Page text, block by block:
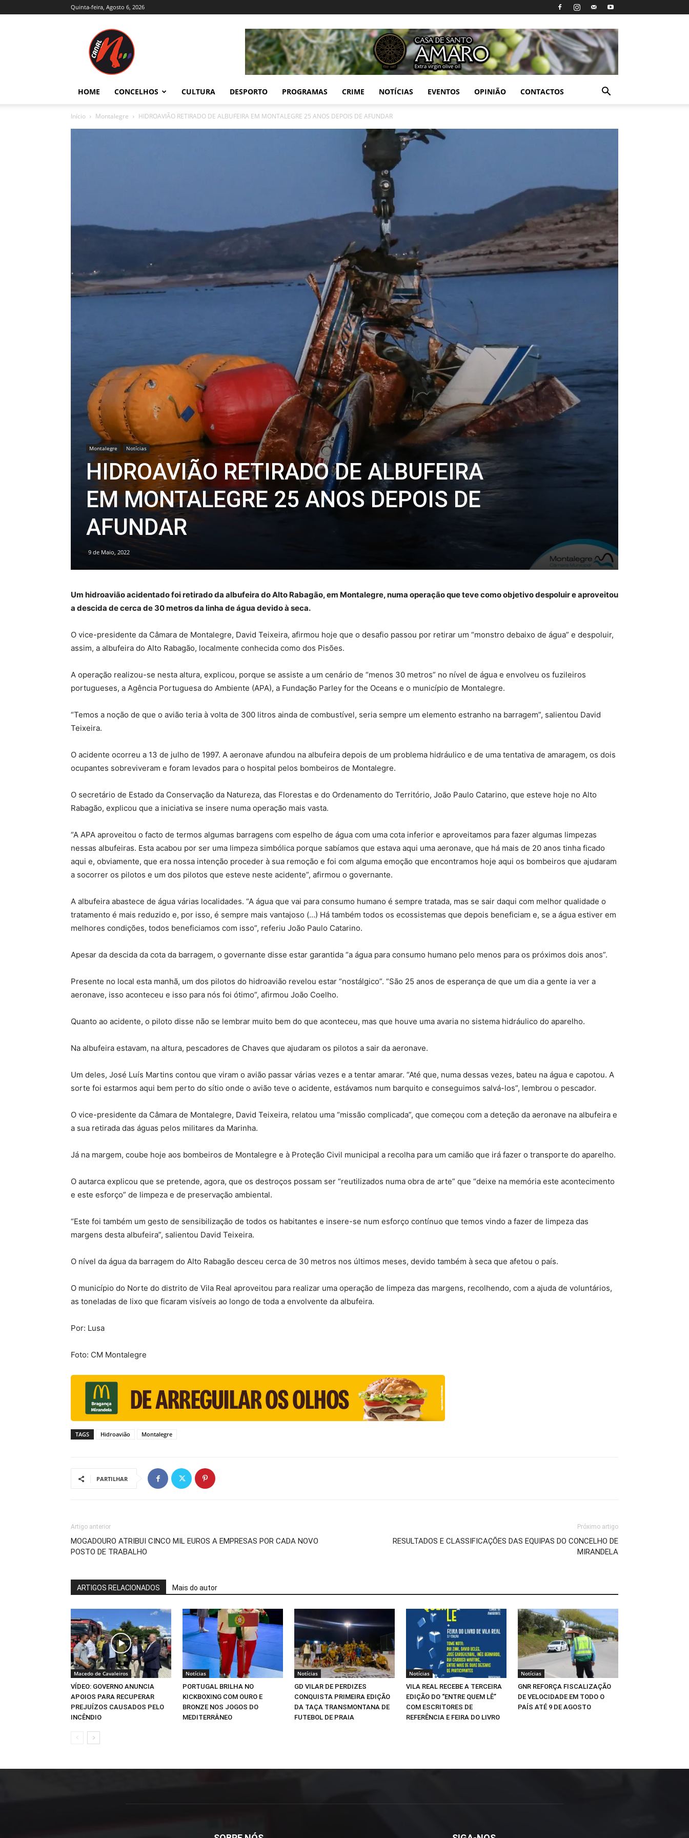
Quinta-feira, Agosto 6, 2026
Trás-
e
Alto
HOME CONCELHOS CULTURA DESPORTO PROGRAMAS CRIME NOTÍCIAS EVENTOS OPINIÃO CONTACTOS
Início Montalegre HIDROAVIÃO RETIRADO DE ALBUFEIRA EM MONTALEGRE 25 ANOS DEPOIS DE AFUNDAR
Montalegre Notícias
HIDROAVIÃO RETIRADO DE ALBUFEIRA
EM MONTALEGRE 25 ANOS DEPOIS DE
AFUNDAR
9 de Maio, 2022
Um hidroavião acidentado foi retirado da albufeira do Alto Rabagão, em Montalegre, numa operação que teve como objetivo despoluir e aproveitou
a descida de cerca de 30 metros da linha de água devido à seca.
O vice-presidente da Câmara de Montalegre, David Teixeira, afirmou hoje que o desafio passou por retirar um “monstro debaixo de água” e despoluir,
assim, a albufeira do Alto Rabagão, localmente conhecida como dos Pisões.
A operação realizou-se nesta altura, explicou, porque se assiste a um cenário de “menos 30 metros” no nível de água e envolveu os fuzileiros
portugueses, a Agência Portuguesa do Ambiente (APA), a Fundação Parley for the Oceans e o município de Montalegre.
“Temos a noção de que o avião teria à volta de 300 litros ainda de combustível, seria sempre um elemento estranho na barragem”, salientou David
Teixeira.
O acidente ocorreu a 13 de julho de 1997. A aeronave afundou na albufeira depois de um problema hidráulico e de uma tentativa de amaragem, os dois
ocupantes sobreviveram e foram levados para o hospital pelos bombeiros de Montalegre.
O secretário de Estado da Conservação da Natureza, das Florestas e do Ordenamento do Território, João Paulo Catarino, que esteve hoje no Alto
Rabagão, explicou que a iniciativa se insere numa operação mais vasta.
“A APA aproveitou o facto de termos algumas barragens com espelho de água com uma cota inferior e aproveitamos para fazer algumas limpezas
nessas albufeiras. Esta acabou por ser uma limpeza simbólica porque sabíamos que estava aqui uma aeronave, que há mais de 20 anos tinha ficado
aqui e, obviamente, que era nossa intenção proceder à sua remoção e foi com alguma emoção que encontramos hoje aqui os bombeiros que ajudaram
a socorrer os pilotos e um dos pilotos que esteve neste acidente”, afirmou o governante.
A albufeira abastece de água várias localidades. “A água que vai para consumo humano é sempre tratada, mas se sair daqui com melhor qualidade o
tratamento é mais reduzido e, por isso, é sempre mais vantajoso (…) Há também todos os ecossistemas que depois beneficiam e, se a água estiver em
melhores condições, todos beneficiamos com isso”, referiu João Paulo Catarino.
Apesar da descida da cota da barragem, o governante disse estar garantida “a água para consumo humano pelo menos para os próximos dois anos”.
Presente no local esta manhã, um dos pilotos do hidroavião revelou estar “nostálgico”. “São 25 anos de esperança de que um dia a gente ia ver a
aeronave, isso aconteceu e isso para nós foi ótimo”, afirmou João Coelho.
Quanto ao acidente, o piloto disse não se lembrar muito bem do que aconteceu, mas que houve uma avaria no sistema hidráulico do aparelho.
Na albufeira estavam, na altura, pescadores de Chaves que ajudaram os pilotos a sair da aeronave.
Um deles, José Luís Martins contou que viram o avião passar várias vezes e a tentar amarar. “Até que, numa dessas vezes, bateu na água e capotou. A
sorte foi estarmos aqui bem perto do sítio onde o avião teve o acidente, estávamos num barquito e conseguimos salvá-los”, lembrou o pescador.
O vice-presidente da Câmara de Montalegre, David Teixeira, relatou uma “missão complicada”, que começou com a deteção da aeronave na albufeira e
a sua retirada das águas pelos militares da Marinha.
Já na margem, coube hoje aos bombeiros de Montalegre e à Proteção Civil municipal a recolha para um camião que irá fazer o transporte do aparelho.
O autarca explicou que se pretende, agora, que os destroços possam ser “reutilizados numa obra de arte” que “deixe na memória este acontecimento
e este esforço” de limpeza e de preservação ambiental.
“Este foi também um gesto de sensibilização de todos os habitantes e insere-se num esforço contínuo que temos vindo a fazer de limpeza das
margens desta albufeira”, salientou David Teixeira.
O nível da água da barragem do Alto Rabagão desceu cerca de 30 metros nos últimos meses, devido também à seca que afetou o país.
O município do Norte do distrito de Vila Real aproveitou para realizar uma operação de limpeza das margens, recolhendo, com a ajuda de voluntários,
as toneladas de lixo que ficaram visíveis ao longo de toda a envolvente da albufeira.
Por: Lusa
Foto: CM Montalegre
TAGS Hidroavião Montalegre
PARTILHAR
Artigo anterior
MOGADOURO ATRIBUI CINCO MIL EUROS A EMPRESAS POR CADA NOVO
POSTO DE TRABALHO
Próximo artigo
RESULTADOS E CLASSIFICAÇÕES DAS EQUIPAS DO CONCELHO DE
MIRANDELA
ARTIGOS RELACIONADOS Mais do autor
Macedo de Cavaleiros
VÍDEO: GOVERNO ANUNCIA
APOIOS PARA RECUPERAR
PREJUÍZOS CAUSADOS PELO
INCÊNDIO
Notícias
PORTUGAL BRILHA NO
KICKBOXING COM OURO E
BRONZE NOS JOGOS DO
MEDITERRÂNEO
Notícias
GD VILAR DE PERDIZES
CONQUISTA PRIMEIRA EDIÇÃO
DA TAÇA TRANSMONTANA DE
FUTEBOL DE PRAIA
Notícias
VILA REAL RECEBE A TERCEIRA
EDIÇÃO DO “ENTRE QUEM LÊ”
COM ESCRITORES DE
REFERÊNCIA E FEIRA DO LIVRO
Notícias
GNR REFORÇA FISCALIZAÇÃO
DE VELOCIDADE EM TODO O
PAÍS ATÉ 9 DE AGOSTO